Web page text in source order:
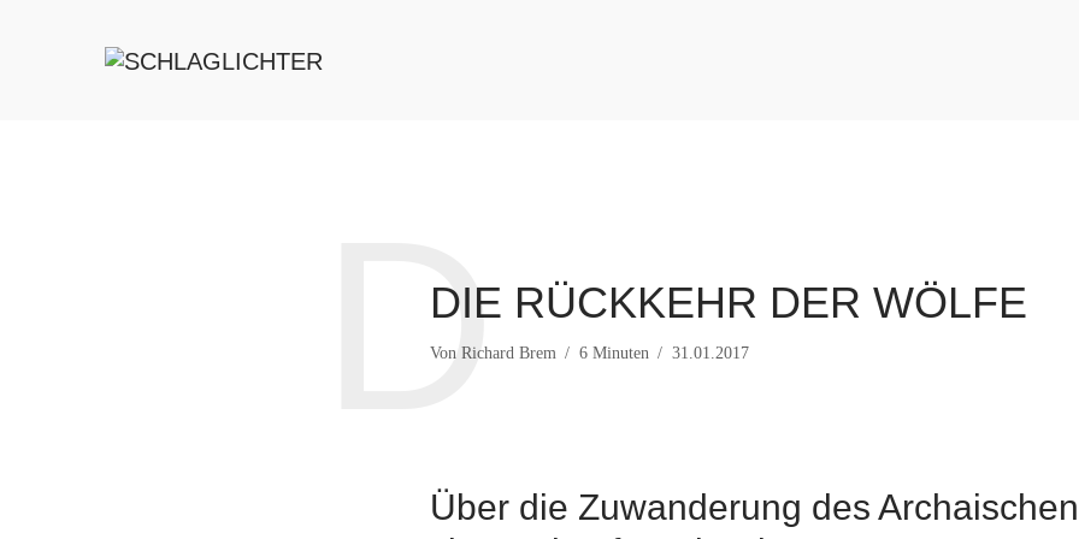
DIE RÜCKKEHR DER WÖLFE
Von Richard Brem 6 Minuten 31.01.2017
D
Über die Zuwanderung des